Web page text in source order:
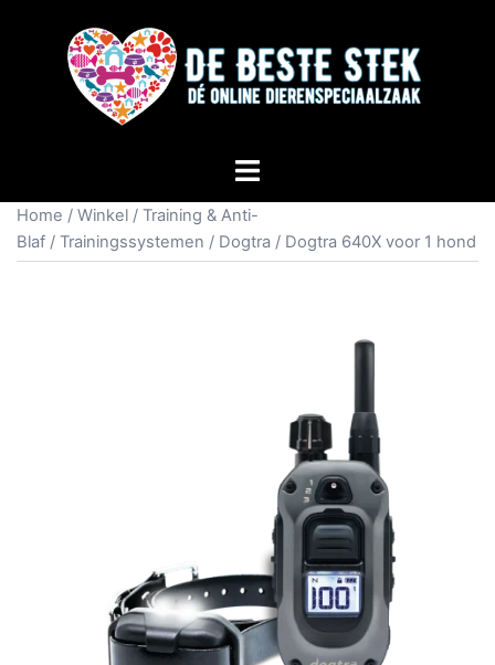
Home / Winkel / Training & Anti-
Blaf / Trainingssystemen / Dogtra / Dogtra 640X voor 1 hond